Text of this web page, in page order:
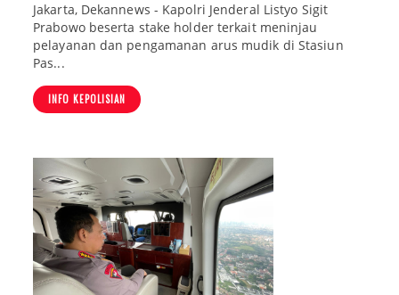
Jakarta, Dekannews - Kapolri Jenderal Listyo Sigit
Prabowo beserta stake holder terkait meninjau
pelayanan dan pengamanan arus mudik di Stasiun
Pas...
INFO KEPOLISIAN